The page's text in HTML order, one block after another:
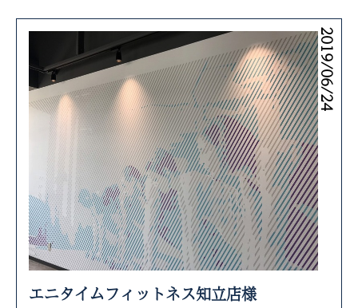
2019/06/24
エニタイムフィットネス知立店様